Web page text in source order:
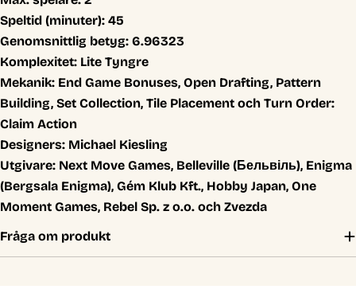
Speltid (minuter): 45
Genomsnittlig betyg: 6.96323
Komplexitet: Lite Tyngre
Mekanik: End Game Bonuses, Open Drafting, Pattern
Building, Set Collection, Tile Placement och Turn Order:
Claim Action
Designers: Michael Kiesling
Utgivare: Next Move Games, Belleville (Бельвіль), Enigma
(Bergsala Enigma), Gém Klub Kft., Hobby Japan, One
Moment Games, Rebel Sp. z o.o. och Zvezda
Fråga om produkt